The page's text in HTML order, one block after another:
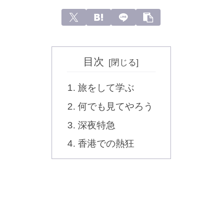
目次
旅をして学ぶ
何でも見てやろう
深夜特急
香港での熱狂